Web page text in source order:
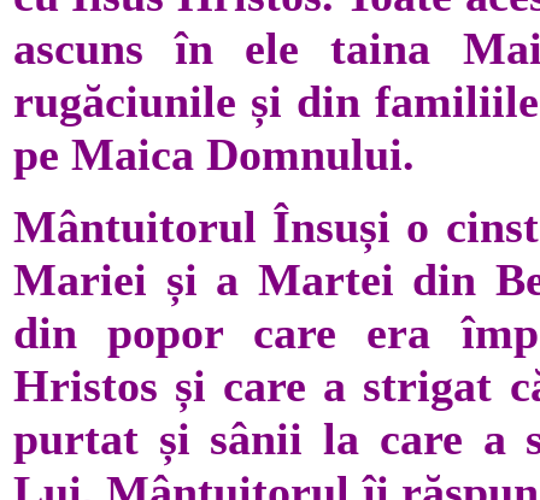
ascuns în ele taina
rugăciunile și din
pe Maica Domnului.
Mântuitorul Însuși o
Mariei și a Martei din
din popor care era
Hristos și care a strigat
purtat și sânii la care a